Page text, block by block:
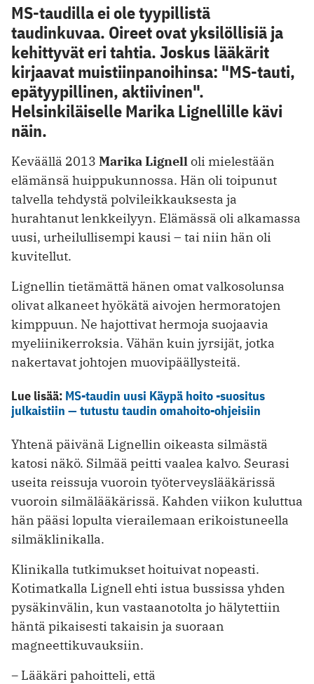
MS-taudilla ei ole tyypillistä
taudinkuvaa. Oireet ovat yksilöllisiä ja
kehittyvät eri tahtia. Joskus lääkärit
kirjaavat muistiinpanoihinsa: "MS-tauti,
epätyypillinen, aktiivinen".
Helsinkiläiselle Marika Lignellille kävi
näin.
Keväällä 2013 Marika Lignelloli mielestään
elämänsä huippukunnossa. Hän oli toipunut
talvella tehdystä polvileikkauksesta ja
hurahtanut lenkkeilyyn. Elämässä oli alkamassa
uusi, urheilullisempi kausi – tai niin hän oli
kuvitellut.
Lignellin tietämättä hänen omat valkosolunsa
olivat alkaneet hyökätä aivojen hermoratojen
kimppuun. Ne hajottivat hermoja suojaavia
myeliinikerroksia. Vähän kuin jyrsijät, jotka
nakertavat johtojen muovipäällysteitä.
Lue lisää: MS-taudin uusi Käypä hoito -suositus
julkaistiin — tutustu taudin omahoito-ohjeisiin
Yhtenä päivänä Lignellin oikeasta silmästä
katosi näkö. Silmää peitti vaalea kalvo. Seurasi
useita reissuja vuoroin työterveyslääkärissä
vuoroin silmälääkärissä. Kahden viikon kuluttua
hän pääsi lopulta vierailemaan erikoistuneella
silmäklinikalla.
Klinikalla tutkimukset hoituivat nopeasti.
Kotimatkalla Lignell ehti istua bussissa yhden
pysäkinvälin, kun vastaanotolta jo hälytettiin
häntä pikaisesti takaisin ja suoraan
magneettikuvauksiin.
– Lääkäri pahoitteli, että